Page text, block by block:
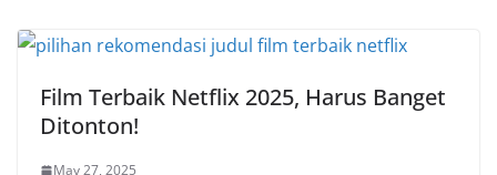
Film Terbaik Netflix 2025, Harus Banget
Ditonton!
May 27, 2025